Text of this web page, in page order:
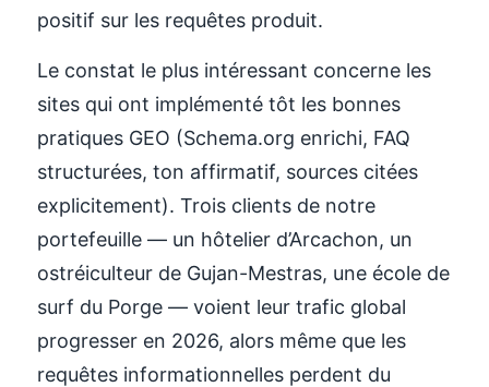
positif sur les requêtes produit.
Le constat le plus intéressant concerne les
sites qui ont implémenté tôt les bonnes
pratiques GEO (Schema.org enrichi, FAQ
structurées, ton affirmatif, sources citées
explicitement). Trois clients de notre
portefeuille — un hôtelier d’Arcachon, un
ostréiculteur de Gujan-Mestras, une école de
surf du Porge — voient leur trafic global
progresser en 2026, alors même que les
requêtes informationnelles perdent du